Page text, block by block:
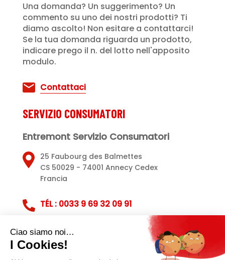
Una domanda? Un suggerimento? Un
commento su uno dei nostri prodotti? Ti
diamo ascolto! Non esitare a contattarci!
Se la tua domanda riguarda un prodotto,
indicare prego il n. del lotto nell'apposito
modulo.
Contattaci
SERVIZIO CONSUMATORI
Entremont Servizio Consumatori
25 Faubourg des Balmettes
CS 50029 - 74001 Annecy Cedex
Francia
TÉL : 0033 9 69 32 09 91
Servizio clienti